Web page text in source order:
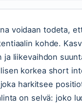
voidaan todeta,
kohde.
ja liikevaihdon
korkea short
harkitsee
on selvä: joko